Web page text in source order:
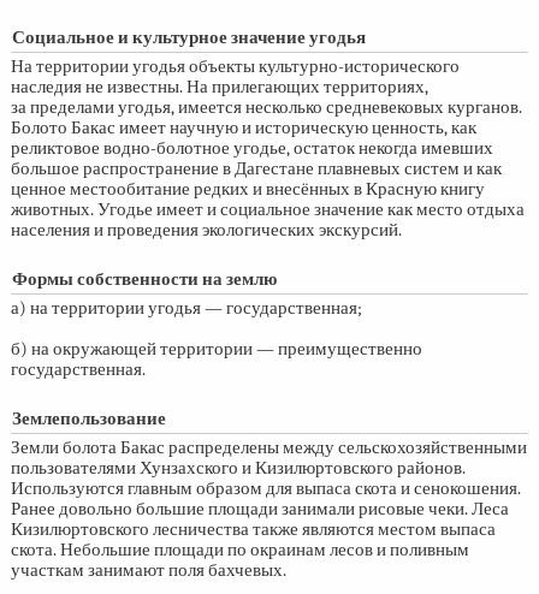
Социальное и культурное значение угодья
На территории угодья объекты культурно-исторического
наследия не известны. На прилегающих территориях,
за пределами угодья, имеется несколько средневековых курганов.
Болото Бакас имеет научную и историческую ценность, как
реликтовое водно-болотное угодье, остаток некогда имевших
большое распространение в Дагестане плавневых систем и как
ценное местообитание редких и внесённых в Красную книгу
животных. Угодье имеет и социальное значение как место отдыха
населения и проведения экологических экскурсий.
Формы собственности на землю
а) на территории угодья — государственная;
б) на окружающей территории — преимущественно
государственная.
Землепользование
Земли болота Бакас распределены между сельскохозяйственными
пользователями Хунзахского и Кизилюртовского районов.
Используются главным образом для выпаса скота и сенокошения.
Ранее довольно большие площади занимали рисовые чеки. Леса
Кизилюртовского лесничества также являются местом выпаса
скота. Небольшие площади по окраинам лесов и поливным
участкам занимают поля бахчевых.